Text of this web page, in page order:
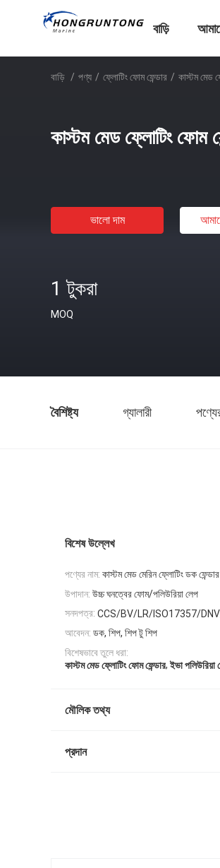
বাড়ি
বাড়ি / পণ্য / ফ্লোটিং ফোম ফেন্ডার / কাস্টম মেড
কাস্টম মেড ফ্লোটিং ফোম
ভালো দাম
1 টুকরা
MOQ
বৈশিষ্ট্য গ্যালারী
বিশেষ উল্লেখ
পণ্যের নাম: কাস্টম মেড মেরিন ফ্লোটিং ডক
উপাদান: উচ্চ ঘনত্বের ফোম/পলিউরিয়া লেপ
সনদপত্র: CCS/BV/LR/ISO17357/
আবেদন: ডক, শিপ, শিপ টু শিপ
বিশেষভাবে তুলে ধরা:
কাস্টম মেড ফ্লোটিং ফোম ফেন্ডার,ইভা পলিউরিয়া
মৌলিক তথ্য
প্রদান